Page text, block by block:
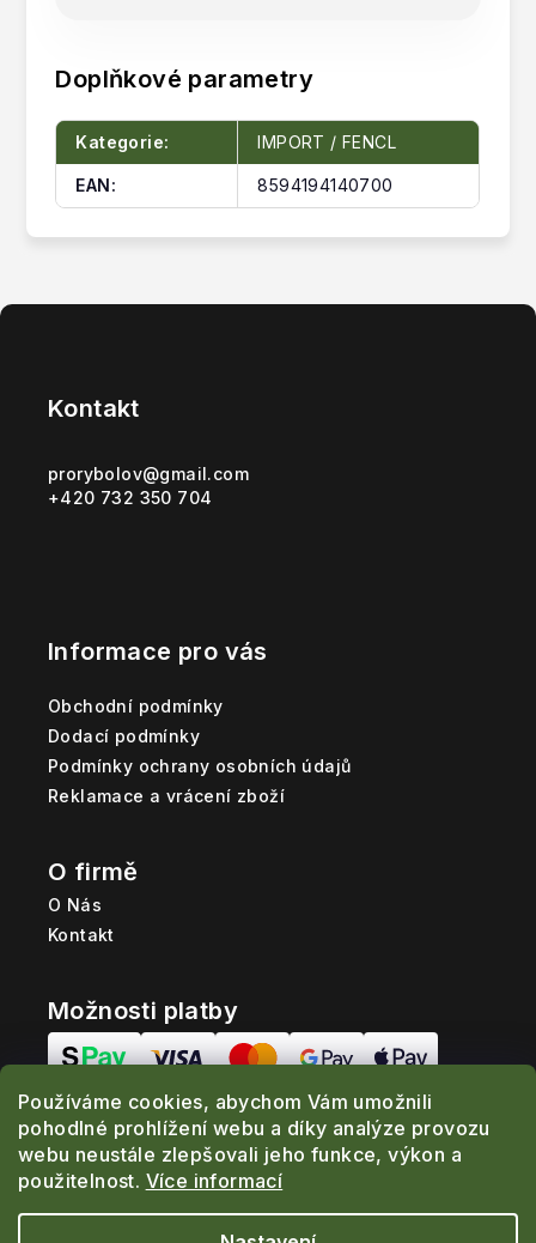
Používáme cookies, abychom Vám umožnili
pohodlné prohlížení webu a díky analýze provozu
webu neustále zlepšovali jeho funkce, výkon a
použitelnost. Více informací
Doplňkové parametry
Kategorie: IMPORT / FENCL
EAN: 8594194140700
Kontakt
prorybolov@gmail.com
+420 732 350 704
Informace pro vás
Obchodní podmínky
Dodací podmínky
Podmínky ochrany osobních údajů
Reklamace a vrácení zboží
O firmě
O Nás
Kontakt
Možnosti platby
Možnosti dopravy